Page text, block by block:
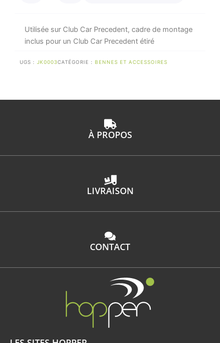
cadre
de
Utilisée sur Club Car Precedent, cadre de montage
inclus pour un Club Car Precedent étiré
UGS : JK0003CATÉGORIE : BENNES ET ACCESSOIRES
À PROPOS
LIVRAISON
CONTACT